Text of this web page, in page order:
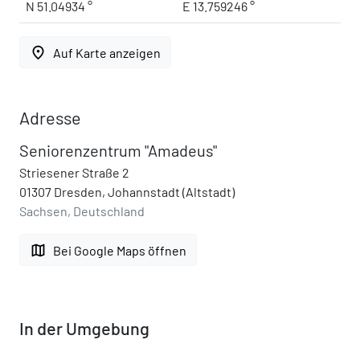
N 51.04934 ° E 13.759246 °
place Auf Karte anzeigen
Adresse
Seniorenzentrum "Amadeus"
Striesener Straße 2
01307 Dresden, Johannstadt (Altstadt)
Sachsen, Deutschland
map Bei Google Maps öffnen
In der Umgebung